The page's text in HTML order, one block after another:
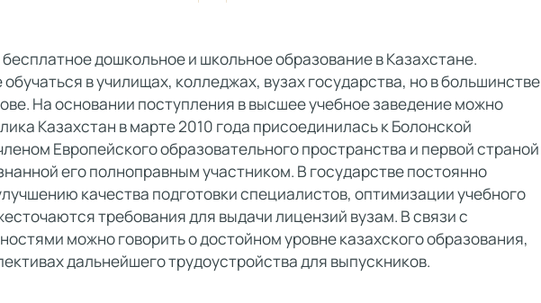
дошкольное и школьное образование в Казахстане.
в училищах, колледжах, вузах государства, но в большинстве
На основании поступления в высшее учебное заведение можно
Казахстан в марте 2010 года присоединилась к Болонской
Европейского образовательного пространства и первой страной
его полноправным участником. В государстве постоянно
качества подготовки специалистов, оптимизации учебного
требования для выдачи лицензий вузам. В связи с
можно говорить о достойном уровне казахского образования,
дальнейшего трудоустройства для выпускников.